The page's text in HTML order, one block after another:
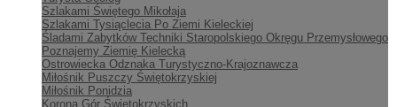
Szlakami Świętego Mikołaja
Szlakami Tysiąclecia Po Ziemi Kieleckiej
Śladami Zabytków Techniki Staropolskiego Okręgu Przemysłowego
Poznajemy Ziemię Kielecką
Ostrowiecka Odznaka Turystyczno-Krajoznawcza
Miłośnik Puszczy Świętokrzyskiej
Miłośnik Ponidzia
Korona Gór Świętokrzyskich